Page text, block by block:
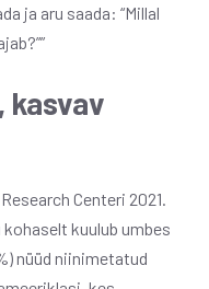
ja aru saada: “Millal
kasvav
Centeri 2021.
kuulub umbes
nüüd niinimetatud